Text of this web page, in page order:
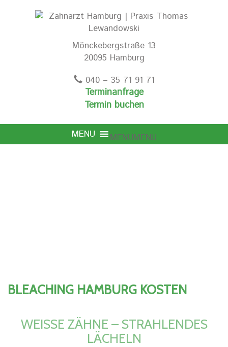
Mönckebergstraße 13
20095 Hamburg
040 – 35 71 91 71
Terminanfrage
Termin buchen
MENUMENU
BLEACHING HAMBURG KOSTEN
WEISSE ZÄHNE – STRAHLENDES L
ÄCHELN